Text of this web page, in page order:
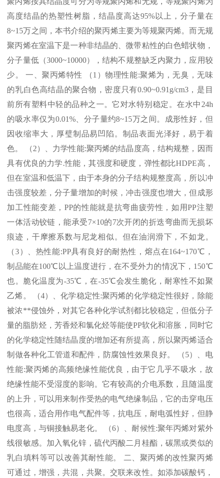
高度结晶的热塑性树脂，结晶度高达95%以上，分子量在
8~15万之间，本书介绍的聚丙烯主要为等规聚丙烯。而无规
聚丙烯在室温下是一种非结晶的、微带粘性的白色蜡状物，
分子量低（3000~10000），结构不规整缺乏内聚力，应用较
少。 一、聚丙烯特性 （1 ）物理性能:聚烯为，无臭，无味
的乳白色高结晶的聚合物，密度只有0.90~0.91g/cm3，是目
前所有塑料中轻的品种之一。它对水特别稳定。在水中 24h
的吸水率仅为0.01%、分子量约8~15万之间。成形性好，但
因收缩率大，厚璧制品易凹陷。制品表面光泽好，易于着
色。 （2）、力学性能:聚丙烯的结晶度高，结构规整，因而
具有优良的力学.性能，其强度和硬度，弹性都比HDPE高，
但在室温和低温下，由于本身的分子结构规整度高，所以冲
击强度较差，分子量增加的时候，冲击强度也增大，但成形
加工性能变差， PP的性能就是抗弯曲疲劳性，如用PP注塑
一体活动铰链，能承受7×10的7次开闭的折迭弯曲而无损坏
痕迹，干摩擦系数与尼龙相似。但在油润滑下，不如龙。
（3）、热性能:PP具有良好的耐热性，熔点在164~170℃ ，
制品能在100℃ 以上温度进行，在不受外力的情况下， 150℃
也。脆化温度为-35℃ ，在-35℃会发生脆化，耐寒性不如聚
乙烯。 （4）、化学稳定性:聚丙烯的化学稳定性很好，除能
被浓**侵蚀外，对其它各种化学试剂都比较稳定，但低分子
量的脂肪烃，芳香烃和氯化烃等能使PP软化和溶胀，同时它
的化学稳定性随结晶度的增加还有所提高，所以聚丙烯适合
制做各种化工管道和配件，防腐蚀性效果良好。 （5）、电
性能:聚丙烯的高频绝缘性能优良，由于它几乎不吸水，故
绝缘性能不受湿度的影响。它有较高的介电系数，且随温度
的上升，可以用来制作受热的电气绝缘制品，它的击穿电压
也很高，适合用作电气配件等，抗电压，耐电弧性好，但静
电度高，与铜接触易老化。 （6）、耐候性:聚年丙烯对紫外
线很敏感。加入氧化锌，硫代丙酸二月桂酯，碳黑或类似的
乳白填料等可以改善其耐性能。 二、聚丙烯的改性聚丙烯
可通过，增强，共混，共聚。交联来改性。如添加碳酸钙，